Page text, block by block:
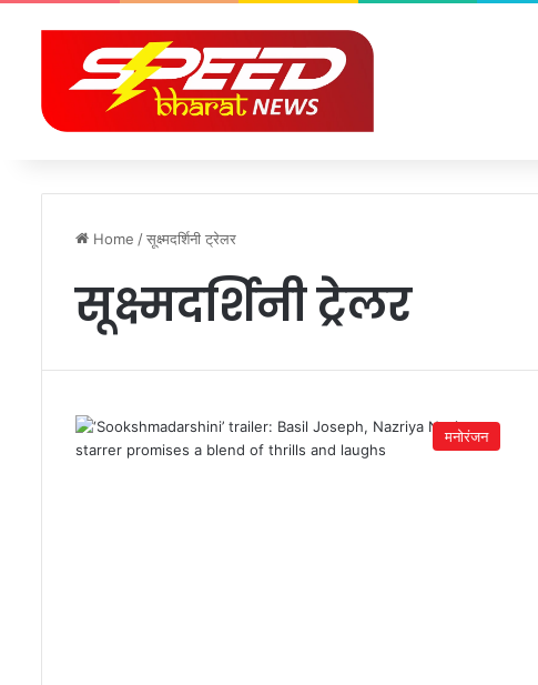
Home /सूक्ष्मदर्शिनी ट्रेलर
सूक्ष्मदर्शिनी ट्रेलर
मनोरंजन